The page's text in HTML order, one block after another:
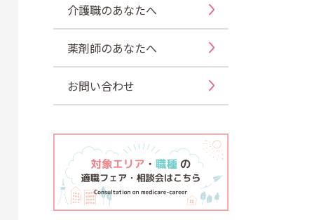
介護職のあなたへ
薬剤師のあなたへ
お問い合わせ